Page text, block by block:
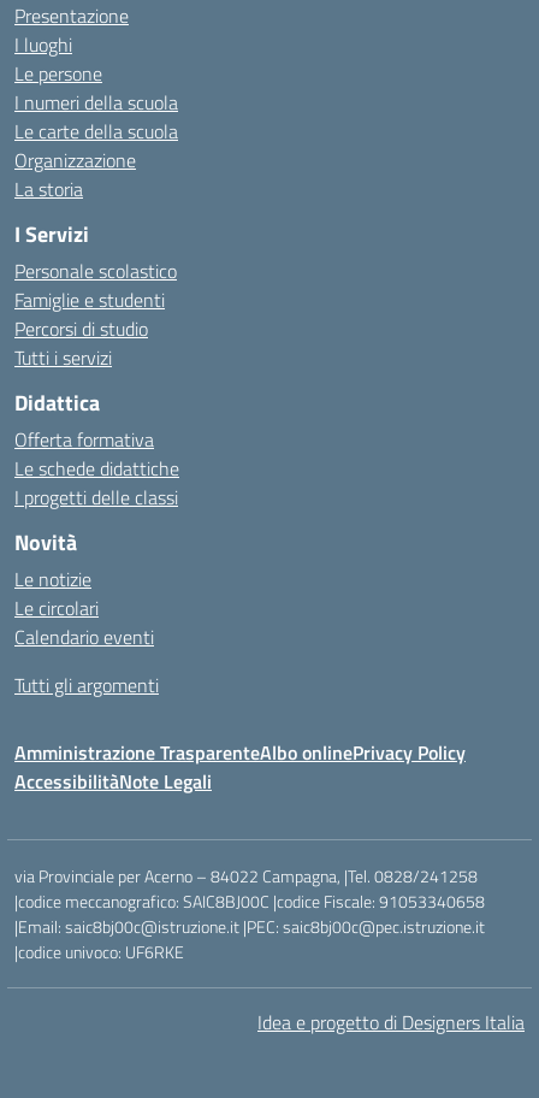
Presentazione
I luoghi
Le persone
I numeri della scuola
Le carte della scuola
Organizzazione
La storia
I Servizi
Personale scolastico
Famiglie e studenti
Percorsi di studio
Tutti i servizi
Didattica
Offerta formativa
Le schede didattiche
I progetti delle classi
Novità
Le notizie
Le circolari
Calendario eventi
Tutti gli argomenti
Amministrazione TrasparenteAlbo onlinePrivacy Policy
AccessibilitàNote Legali
via Provinciale per Acerno – 84022 Campagna, |Tel. 0828/241258
|codice meccanografico: SAIC8BJ00C |codice Fiscale: 91053340658
|Email: saic8bj00c@istruzione.it |PEC: saic8bj00c@pec.istruzione.it
|codice univoco: UF6RKE
Idea e progetto di Designers Italia